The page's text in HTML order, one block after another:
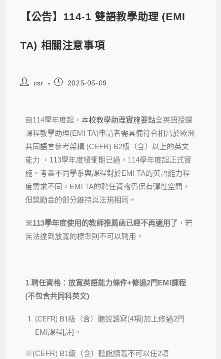
【公告】114-1 雙語教學助理 (EMI
TA) 相關注意事項
csr 2025-05-09
自114學年度起，本校教學助理實施要點全英語授課
課程教學助理(EMI TA)申請者需具備符合相當於歐洲
共同語言參考架構 (CEFR) B2級（含）以上的英文
能力 ，113學年度緩衝期已過，114學年度起正式實
施。考量不同學系與課程對於EMI TA的英語能力程
度需求不同，EMI TA的聘任資格仍保有彈性空間，
但獎勵金的部分維持與法規相同。
※113學年度使用的教師推薦函已經不再適用了 ，若
無法達到放寬的標準則不可以聘用。
1.聘任資格：放寬英語能力條件+修過2門EMI課程
(不包含共同科英文)
(CEFR) B1級（含）聽說讀寫(4項)加上修過2門
EMI課程[註]。
※(CEFR) B1級（含）聽說讀寫不可以任2項